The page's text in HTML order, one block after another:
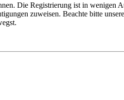
Die Registrierung ist in
zuweisen. Beachte bitte